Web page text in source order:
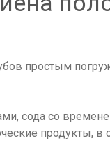
простым
сода со
продукты, в